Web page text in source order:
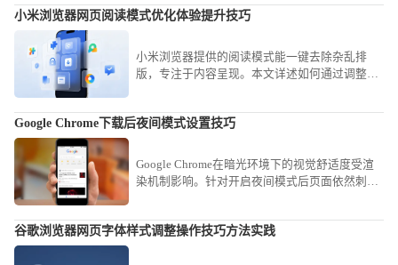
小米浏览器网页阅读模式优化体验提升技巧
小米浏览器提供的阅读模式能一键去除杂乱排
版，专注于内容呈现。本文详述如何通过调整背
Google Chrome下载后夜间模式设置技巧
Google Chrome在暗光环境下的视觉舒适度受渲
染机制影响。针对开启夜间模式后页面依然刺眼
交互逻辑，有效降低蓝光伤害，营造舒适的影音
谷歌浏览器网页字体样式调整操作技巧方法实践